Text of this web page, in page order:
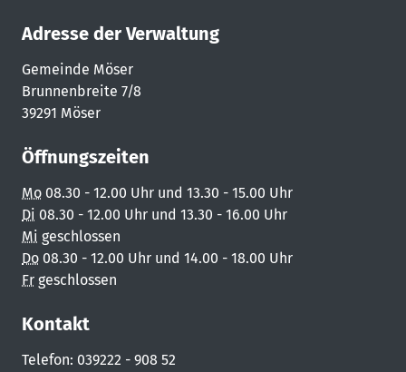
Adresse der Verwaltung
Gemeinde Möser
Brunnenbreite 7/8
39291 Möser
Öffnungszeiten
Mo 08.30 - 12.00 Uhr und 13.30 - 15.00 Uhr
Di 08.30 - 12.00 Uhr und 13.30 - 16.00 Uhr
Mi geschlossen
Do 08.30 - 12.00 Uhr und 14.00 - 18.00 Uhr
Fr geschlossen
Kontakt
Telefon: 039222 - 908 52